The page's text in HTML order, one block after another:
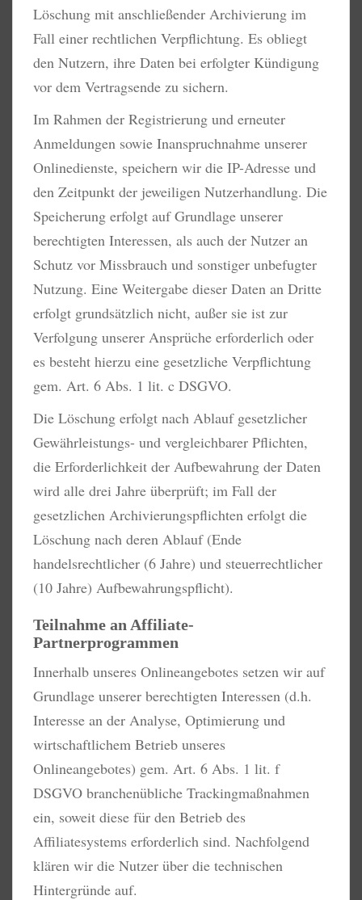
Löschung mit anschließender Archivierung im
Fall einer rechtlichen Verpflichtung. Es obliegt
den Nutzern, ihre Daten bei erfolgter Kündigung
vor dem Vertragsende zu sichern.
Im Rahmen der Registrierung und erneuter
Anmeldungen sowie Inanspruchnahme unserer
Onlinedienste, speichern wir die IP-Adresse und
den Zeitpunkt der jeweiligen Nutzerhandlung. Die
Speicherung erfolgt auf Grundlage unserer
berechtigten Interessen, als auch der Nutzer an
Schutz vor Missbrauch und sonstiger unbefugter
Nutzung. Eine Weitergabe dieser Daten an Dritte
erfolgt grundsätzlich nicht, außer sie ist zur
Verfolgung unserer Ansprüche erforderlich oder
es besteht hierzu eine gesetzliche Verpflichtung
gem. Art. 6 Abs. 1 lit. c DSGVO.
Die Löschung erfolgt nach Ablauf gesetzlicher
Gewährleistungs- und vergleichbarer Pflichten,
die Erforderlichkeit der Aufbewahrung der Daten
wird alle drei Jahre überprüft; im Fall der
gesetzlichen Archivierungspflichten erfolgt die
Löschung nach deren Ablauf (Ende
handelsrechtlicher (6 Jahre) und steuerrechtlicher
(10 Jahre) Aufbewahrungspflicht).
Teilnahme an Affiliate-
Partnerprogrammen
Innerhalb unseres Onlineangebotes setzen wir auf
Grundlage unserer berechtigten Interessen (d.h.
Interesse an der Analyse, Optimierung und
wirtschaftlichem Betrieb unseres
Onlineangebotes) gem. Art. 6 Abs. 1 lit. f
DSGVO branchenübliche Trackingmaßnahmen
ein, soweit diese für den Betrieb des
Affiliatesystems erforderlich sind. Nachfolgend
klären wir die Nutzer über die technischen
Hintergründe auf.